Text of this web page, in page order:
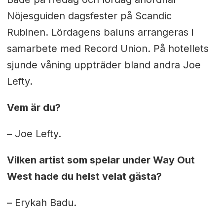
Nöjesguiden dagsfester på Scandic
Rubinen. Lördagens baluns arrangeras i
samarbete med Record Union. På hotellets
sjunde våning uppträder bland andra Joe
Lefty.
Vem är du?
– Joe Lefty.
Vilken artist som spelar under Way Out
West hade du helst velat gästa?
– Erykah Badu.